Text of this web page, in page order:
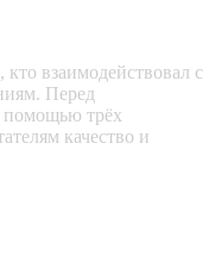
взаимодействовал с
Перед
помощью трёх
качество и